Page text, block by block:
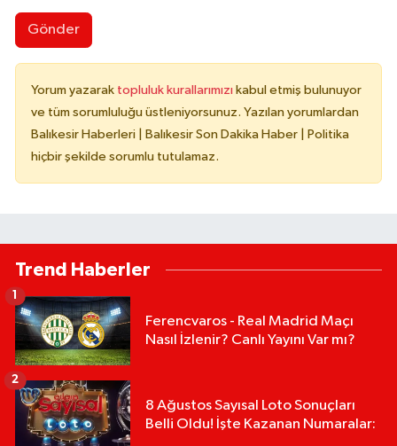
Gönder
Yorum yazarak topluluk kurallarımızı kabul etmiş bulunuyor
ve tüm sorumluluğu üstleniyorsunuz. Yazılan yorumlardan
Balıkesir Haberleri | Balıkesir Son Dakika Haber | Politika
hiçbir şekilde sorumlu tutulamaz.
Trend Haberler
Ferencvaros - Real Madrid Maçı
Nasıl İzlenir? Canlı Yayını Var mı?
1
8 Ağustos Sayısal Loto Sonuçları
Belli Oldu! İşte Kazanan Numaralar:
2